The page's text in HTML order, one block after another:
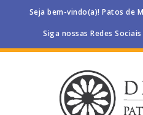
Seja bem-vindo(a)! Patos de
Siga nossas Redes Sociais